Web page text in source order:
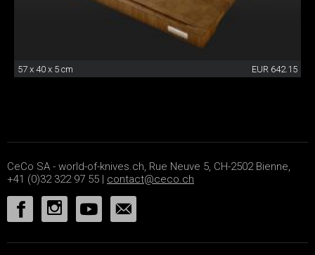
57 x 40 x 5 cm EUR 642.15
CeCo SA - world-of-knives.ch, Rue Neuve 5, CH-2502 Bienne,
+41 (0)32 322 97 55 | contact@ceco.ch